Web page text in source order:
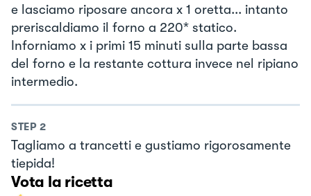
e lasciamo riposare ancora x 1 oretta... intanto
preriscaldiamo il forno a 220* statico.
Inforniamo x i primi 15 minuti sulla parte bassa
del forno e la restante cottura invece nel ripiano
intermedio.
STEP 2
Tagliamo a trancetti e gustiamo rigorosamente
tiepida!
Vota la ricetta